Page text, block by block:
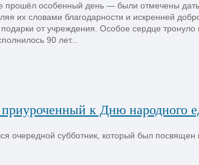
прошёл особенный день — были отмечены
их словами благодарности и искренней
от учреждения. Особое сердце тронуло
90 лет...
к Дню народного
очередной субботник, который был